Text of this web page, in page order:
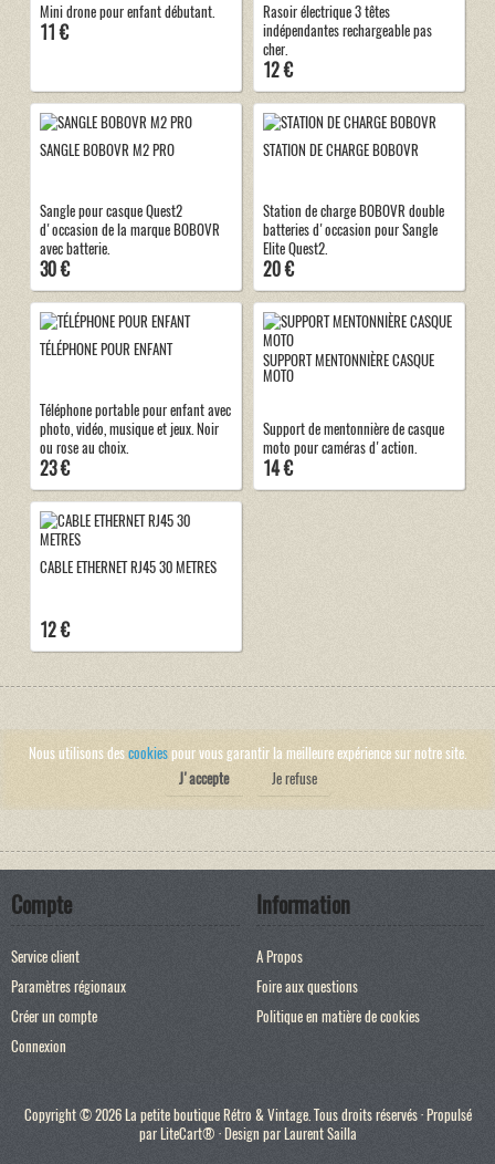
Mini drone pour enfant débutant.
11 €
Rasoir électrique 3 têtes
indépendantes rechargeable pas
cher.
12 €
SANGLE BOBOVR M2 PRO
Sangle pour casque Quest2
d'occasion de la marque BOBOVR
avec batterie.
30 €
STATION DE CHARGE BOBOVR
Station de charge BOBOVR double
batteries d'occasion pour Sangle
Elite Quest2.
20 €
TÉLÉPHONE POUR ENFANT
Téléphone portable pour enfant avec
photo, vidéo, musique et jeux. Noir
ou rose au choix.
23 €
SUPPORT MENTONNIÈRE CASQUE
MOTO
Support de mentonnière de casque
moto pour caméras d'action.
14 €
CABLE ETHERNET RJ45 30 METRES
12 €
Nous utilisons descookiespour vous garantir la meilleure expérience sur notre site.
J'accepte
Je refuse
Compte
Service client
Paramètres régionaux
Créer un compte
Connexion
Information
A Propos
Foire aux questions
Politique en matière de cookies
Copyright © 2026 La petite boutique Rétro & Vintage. Tous droits réservés · Propulsé
parLiteCart® · Design parLaurent Sailla